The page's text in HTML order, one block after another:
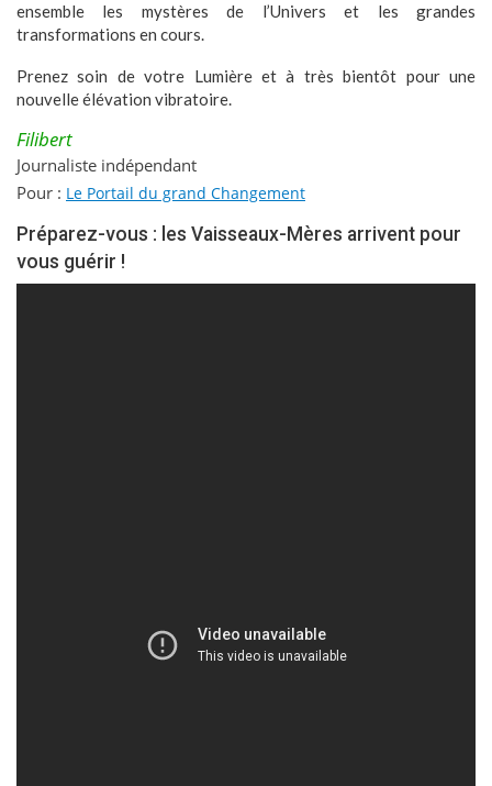
ensemble les mystères de l’Univers et les grandes
transformations en cours.
Prenez soin de votre Lumière et à très bientôt pour une
nouvelle élévation vibratoire.
Filibert
Journaliste indépendant
Pour : Le Portail du grand Changement
Préparez-vous : les Vaisseaux-Mères arrivent pour
vous guérir !